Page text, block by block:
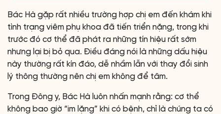
Bác Hà gặp rất nhiều trường hợp chị em đến khám khi
tình trạng viêm phụ khoa đã tiến triển nặng, trong khi
trước đó cơ thể đã phát ra những tín hiệu rất sớm
nhưng lại bị bỏ qua. Điều đáng nói là những dấu hiệu
này thường rất kín đáo, dễ nhầm lẫn với thay đổi sinh
lý thông thường nên chị em không để tâm.
Trong Đông y, Bác Hà luôn nhấn mạnh rằng: cơ thể
không bao giờ “im lặng” khi có bệnh, chỉ là chúng ta có